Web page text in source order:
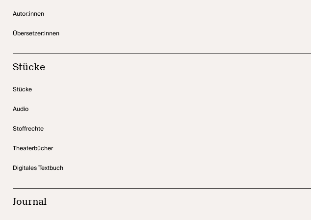
Autor:innen
Übersetzer:innen
Stücke
Stücke
Audio
Stoffrechte
Theaterbücher
Digitales Textbuch
Journal